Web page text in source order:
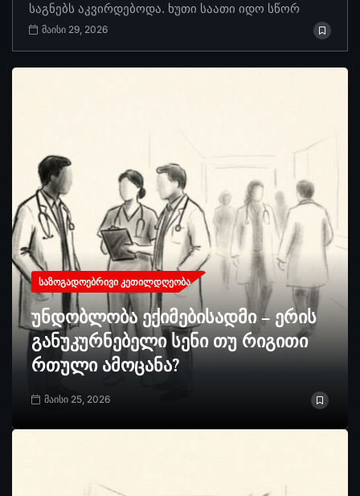
საგნებს აკვირდებოდა. ხუთი საათი იდო სწორ
მაისი 29, 2026
ᲡᲐᲖᲝᲒᲐᲓᲝᲔᲑᲠᲘᲕᲘ ᲙᲔᲗᲘᲚᲓᲦᲔᲝᲑᲐ
უნდობლობა ექიმებისადმი – ერის
განუკურნებელი სენი თუ რიგითი
რთული ამოცანა?
მაისი 25, 2026